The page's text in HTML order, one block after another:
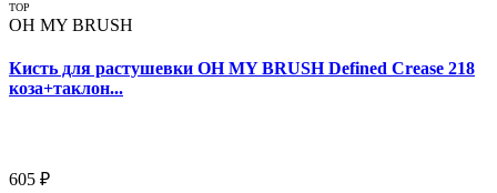
TOP
OH MY BRUSH
Кисть для растушевки OH MY BRUSH Defined Crease 218
коза+таклон...
605 ₽